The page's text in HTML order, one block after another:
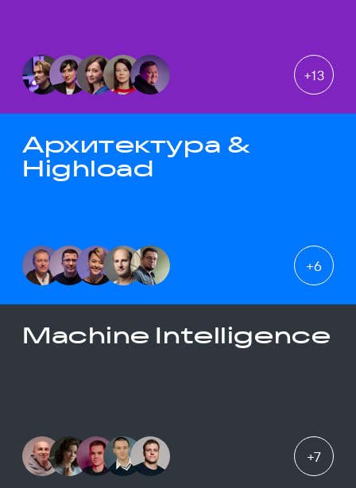
+13
Архитектура &
Highload
+6
Machine Intelligence
+7